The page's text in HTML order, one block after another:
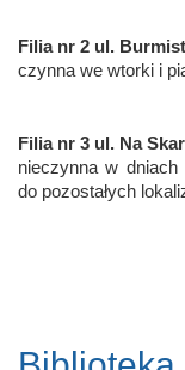
Filia nr 2 ul.
czynna we wtorki i
Filia nr 3 ul. Na
nieczynna w dniach
do pozostałych